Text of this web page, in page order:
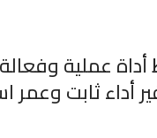
أداة عملية
أداء ثابت